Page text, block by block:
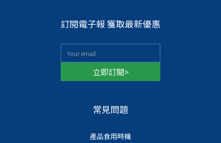
訂閱電子報 獲取最新優惠
立即訂閱>
常見問題
產品食用時機